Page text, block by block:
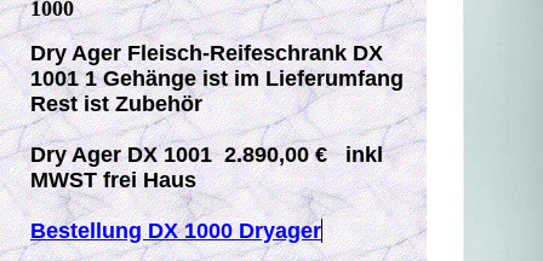
1000
Dry Ager Fleisch-Reifeschrank DX
10011 Gehänge ist im Lieferumfang
Rest ist Zubehör
Dry Ager DX 10012.890,00 €inkl
MWST frei Haus
Bestellung DX 1000 Dryager